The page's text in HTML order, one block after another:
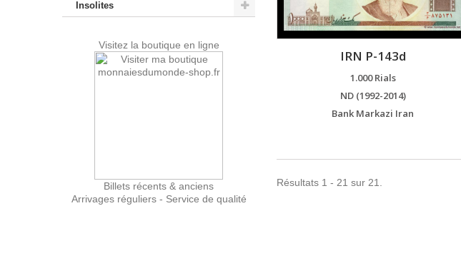
Insolites
Visitez la boutique en ligne
Billets récents & anciens
Arrivages réguliers - Service de qualité
IRN P-143d
1.000 Rials
ND (1992-2014)
Bank Markazi Iran
Résultats 1 - 21 sur 21.